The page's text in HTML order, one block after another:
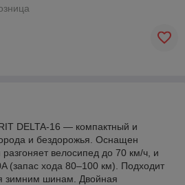
DELTA-16 — компактный и
и бездорожья. Оснащен
велосипед до 70 км/ч, и
(запас хода 80–100 км). Подходит
зимним шинам. Двойная